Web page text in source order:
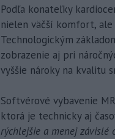
Podľa konateľky
nielen väčší komfort, ale
Technologickým
zobrazenie aj pri
vyššie nároky na kvalitu
Softvérové vybavenie
ktorá je technicky aj
rýchlejšie a menej závislé